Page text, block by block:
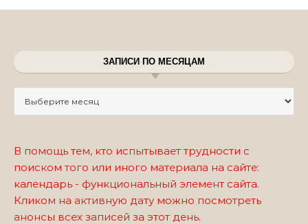
ЗАПИСИ ПО МЕСЯЦАМ
В помощь тем, кто испытывает трудности с
поиском того или иного материала на сайте:
календарь - функциональный элемент сайта.
Кликом на активную дату можно посмотреть
анонсы всех записей за этот день.